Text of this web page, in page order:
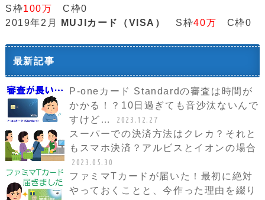
S枠100万 C枠0
2019年2月
MUJIカード（VISA） S枠40万 C枠0
最新記事
P-oneカード Standardの審査は時間が
かかる！？10日過ぎても音沙汰ないんで
すけど…
2023.12.27
スーパーでの決済方法はクレカ？それと
もスマホ決済？アルビスとイオンの場合
2023.05.30
ファミマTカードが届いた！最初に絶対
やっておくことと、今作った理由を綴り